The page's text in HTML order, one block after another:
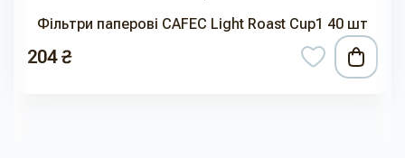
Фільтри паперові CAFEC Light Roast Cup1 40 шт
204 ₴